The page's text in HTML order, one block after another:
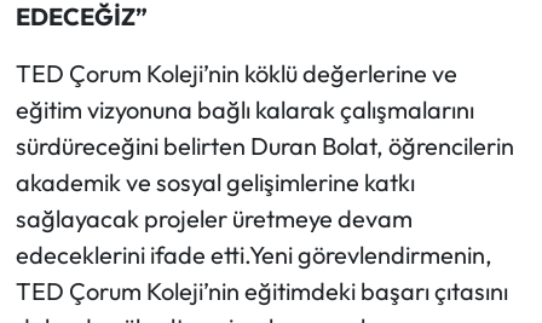
EDECEĞİZ”
TED Çorum Koleji’nin köklü değerlerine ve
eğitim vizyonuna bağlı kalarak çalışmalarını
sürdüreceğini belirten Duran Bolat, öğrencilerin
akademik ve sosyal gelişimlerine katkı
sağlayacak projeler üretmeye devam
edeceklerini ifade etti.Yeni görevlendirmenin,
TED Çorum Koleji’nin eğitimdeki başarı çıtasını